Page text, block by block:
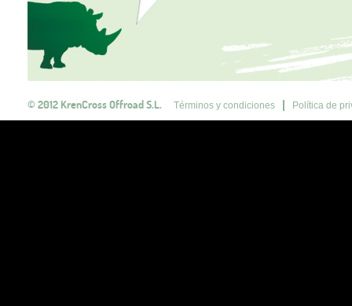
© 2012 KrenCross Offroad S.L. Términos y condiciones Política de